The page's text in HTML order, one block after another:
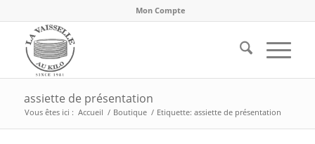
Mon Compte
assiette de présentation
Vous êtes ici : Accueil / Boutique / Etiquette: assiette de présentation